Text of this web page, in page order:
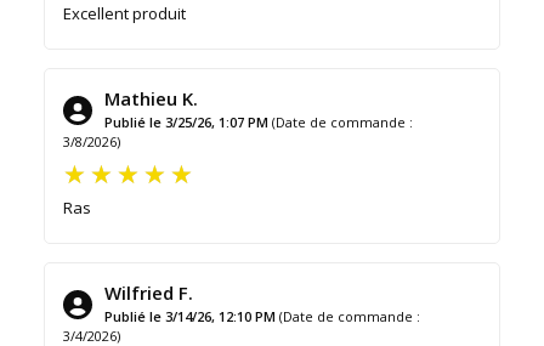
Excellent produit
Mathieu K.
Publié le 3/25/26, 1:07 PM (Date de commande :
3/8/2026)
Ras
Wilfried F.
Publié le 3/14/26, 12:10 PM (Date de commande :
3/4/2026)